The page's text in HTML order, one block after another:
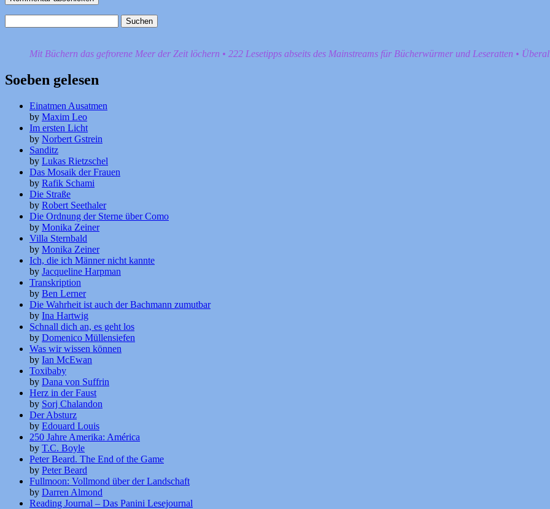
nach:
Mit Büchern das gefrorene Meer der Zeit löchern • 222 Lesetipps abseits des Mainstreams für Bücherwürmer und Leseratten •
Soeben gelesen
Einatmen Ausatmen
by Maxim Leo
Im ersten Licht
by Norbert Gstrein
Sanditz
by Lukas Rietzschel
Das Mosaik der Frauen
by Rafik Schami
Die Straße
by Robert Seethaler
Die Ordnung der Sterne über Como
by Monika Zeiner
Villa Sternbald
by Monika Zeiner
Ich, die ich Männer nicht kannte
by Jacqueline Harpman
Transkription
by Ben Lerner
Die Wahrheit ist auch der Bachmann zumutbar
by Ina Hartwig
Schnall dich an, es geht los
by Domenico Müllensiefen
Was wir wissen können
by Ian McEwan
Toxibaby
by Dana von Suffrin
Herz in der Faust
by Sorj Chalandon
Der Absturz
by Edouard Louis
250 Jahre Amerika: América
by T.C. Boyle
Peter Beard. The End of the Game
by Peter Beard
Fullmoon: Vollmond über der Landschaft
by Darren Almond
Reading Journal – Das Panini Lesejournal